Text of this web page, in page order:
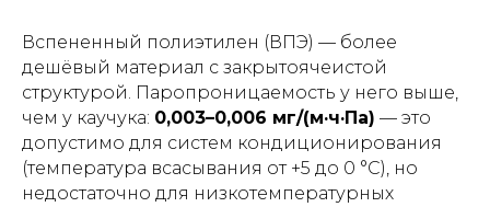
Вспененный полиэтилен (ВПЭ) — более
дешёвый материал с закрытоячеистой
структурой. Паропроницаемость у него выше,
чем у каучука: 0,003–0,006 мг/(м·ч·Па) — это
допустимо для систем кондиционирования
(температура всасывания от +5 до 0 °C), но
недостаточно для низкотемпературных